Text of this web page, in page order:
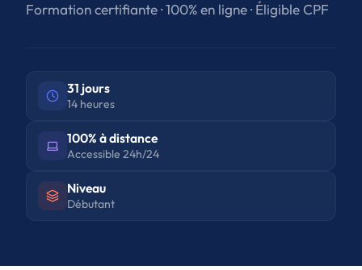
Formation certifiante · 100% en ligne · Éligible CPF
31 jours
14 heures
100% à distance
Accessible 24h/24
Niveau
Débutant